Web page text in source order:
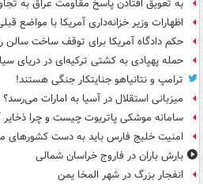
به تعویق افتادن پاسخ مقاومت عراق به
اظهارات وزیر خزانه‌داری آمریکا با مواضع
حکم دادگاه آمریکا برای توقف ساخت
حمله پهپادی به کشتی ترکیه‌ای در دریای
ترامپ و نتانیاهو جنایتکار جنگی هستند!
میزبانی استقلال در آسیا به امارات می‌رسد؟
سامانه موشکی پاتریوت چیست و چرا ذخایر
امنیت خلیج فارس باید به دست کشورهای
بارش باران در فاروج خراسان شمالی
انفجار بزرگ در شهر المخا یمن